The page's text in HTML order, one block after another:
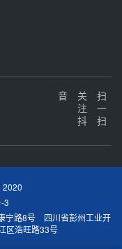
扫一扫
关
注
抖
音
3
宁路8号 四川省彭州工业开
浩旺路33号